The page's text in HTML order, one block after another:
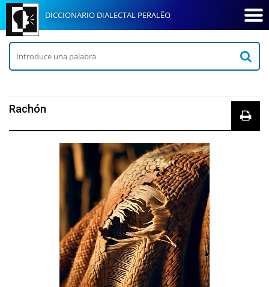
DICCIONARIO DIALECTAL PERALÊO
Rachón